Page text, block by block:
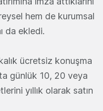
hem de kurumsal
da ekledi.
ücretsiz konuşma
günlük 10, 20 veya
yıllık olarak satın